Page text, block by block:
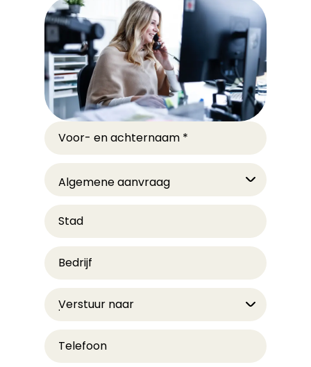
Voor- en achternaam *
Stad
Bedrijf
Verstuur naar
Telefoon